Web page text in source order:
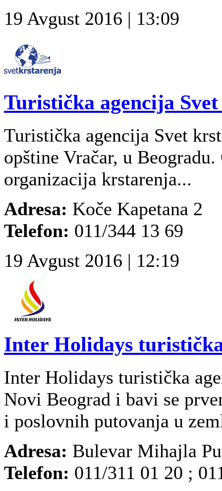
19 Avgust 2016 | 13:09
Turistička agencija
Turistička agencija Svet
opštine Vračar, u
organizacija krstarenja...
Adresa: Koče Kapetana 2
Telefon: 011/344 13 69
19 Avgust 2016 | 12:19
Inter Holidays
Inter Holidays turistička
Novi Beograd i bavi se
i poslovnih putovanja u
Adresa: Bulevar Mihajla
Telefon: 011/311 01 20 ;